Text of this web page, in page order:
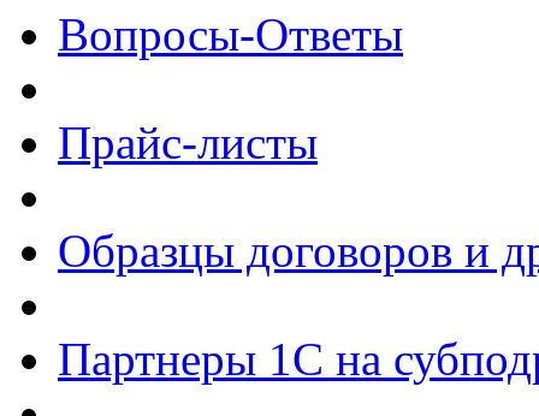
Вопросы-Ответы
Прайс-листы
Образцы договоров и
Партнеры 1С на